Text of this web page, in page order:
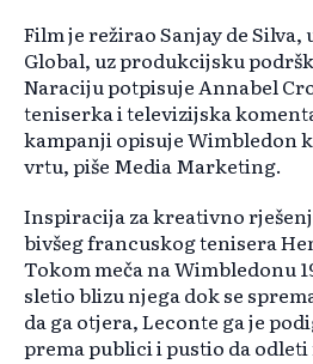
Film je režirao Sanjay de
Global, uz produkcijsku
Naraciju potpisuje Annabel
teniserka i televizijska
kampanji opisuje Wimbledon
vrtu, piše Media Marketing.
Inspiracija za kreativno
bivšeg francuskog tenisera
Tokom meča na Wimbledonu
sletio blizu njega dok se
da ga otjera, Leconte ga je
prema publici i pustio da